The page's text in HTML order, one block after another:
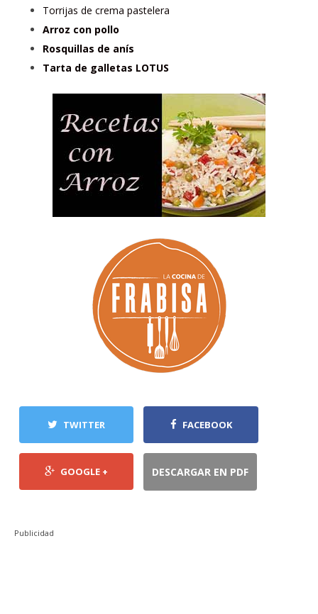
Torrijas de crema pastelera
Arroz con pollo
Rosquillas de anís
Tarta de galletas LOTUS
TWITTER FACEBOOK
GOOGLE + DESCARGAR EN PDF
Publicidad